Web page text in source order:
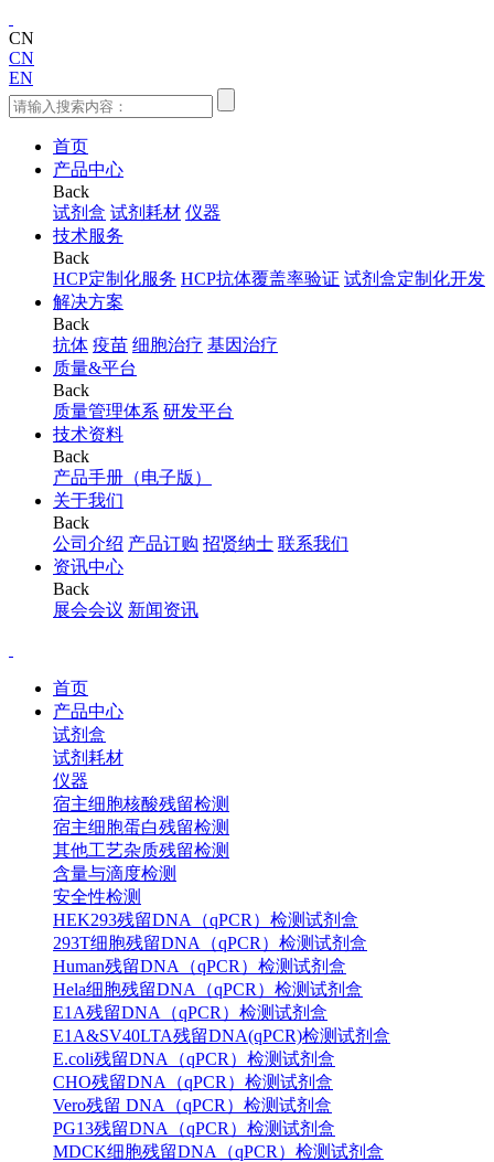
CN
CN
EN
首页
产品中心
Back
试剂盒 试剂耗材 仪器
技术服务
Back
HCP定制化服务 HCP抗体覆盖率验证 试剂盒定制化开发
解决方案
Back
抗体 疫苗 细胞治疗 基因治疗
质量&平台
Back
质量管理体系 研发平台
技术资料
Back
产品手册（电子版）
关于我们
Back
公司介绍 产品订购 招贤纳士 联系我们
资讯中心
Back
展会会议 新闻资讯
首页
产品中心
试剂盒
试剂耗材
仪器
宿主细胞核酸残留检测
宿主细胞蛋白残留检测
其他工艺杂质残留检测
含量与滴度检测
安全性检测
HEK293残留DNA（qPCR）检测试剂盒
293T细胞残留DNA（qPCR）检测试剂盒
Human残留DNA（qPCR）检测试剂盒
Hela细胞残留DNA（qPCR）检测试剂盒
E1A残留DNA（qPCR）检测试剂盒
E1A&SV40LTA残留DNA(qPCR)检测试剂盒
E.coli残留DNA（qPCR）检测试剂盒
CHO残留DNA（qPCR）检测试剂盒
Vero残留 DNA（qPCR）检测试剂盒
PG13残留DNA（qPCR）检测试剂盒
MDCK细胞残留DNA（qPCR）检测试剂盒